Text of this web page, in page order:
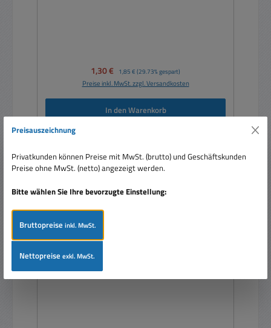
Verkaufspreis:
1,30 € Regulärer Preis:
1,85 € (29.73% gespart)
Preise inkl. MwSt. zzgl. Versandkosten
In den Warenkorb
Preisauszeichnung
Privatkunden können Preise mit MwSt. (brutto) und Geschäftskunden
Preise ohne MwSt. (netto) angezeigt werden.
Bitte wählen Sie Ihre bevorzugte Einstellung:
Bruttopreiseinkl. MwSt.
Nettopreiseexkl. MwSt.